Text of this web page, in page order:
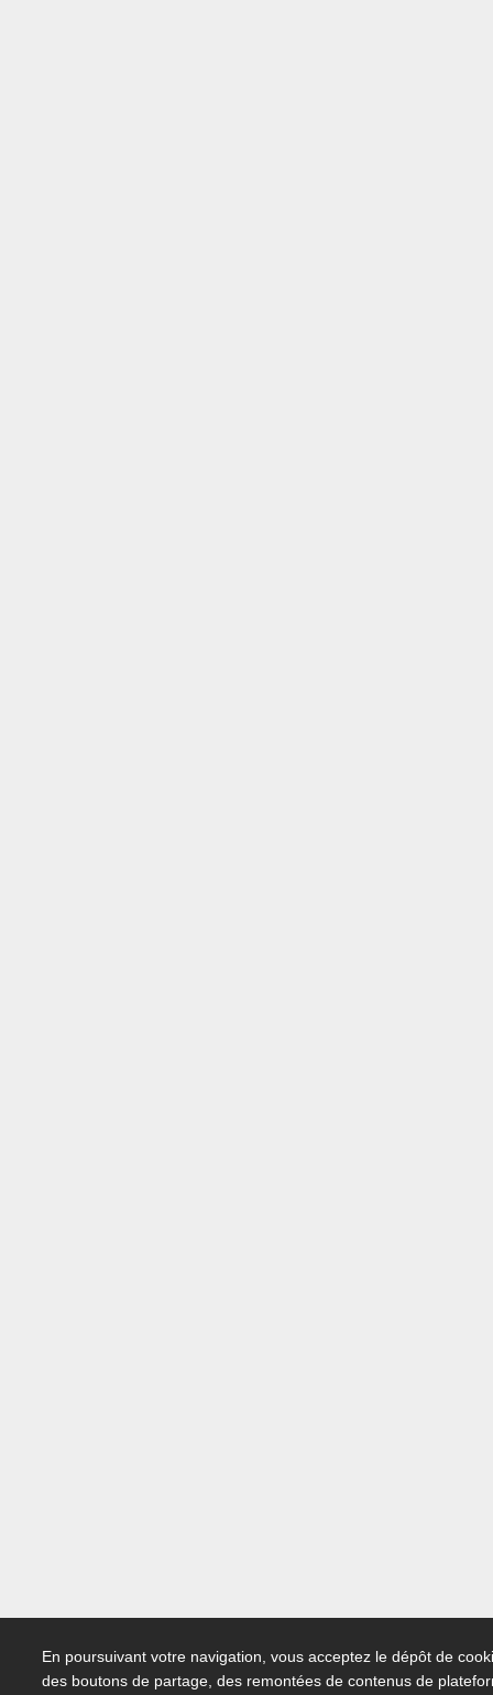
En poursuivant votre navigation, vous acceptez le dépôt de
des boutons de partage, des remontées de contenus de